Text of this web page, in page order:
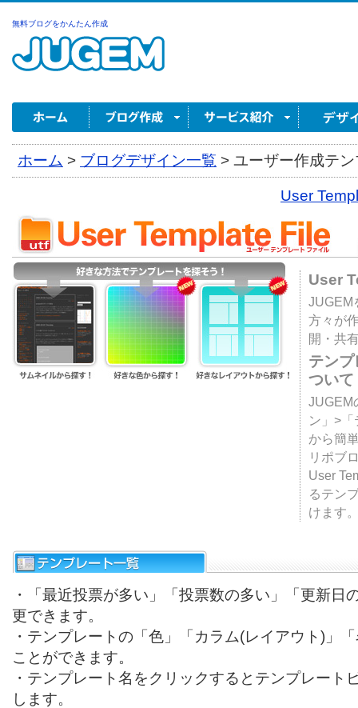
無料ブログをかんたん作成
ホーム > ブログデザイン一覧 > ユーザー作成テ
User
User
JUGEM
方々が
開・共
テン
ついて
JUGEM
ン」>
から簡
リポブ
User
るテン
けます
・「最近投票が多い」「投票数の多い」「更新日
更できます。
・テンプレートの「色」「カラム(レイアウト)」
ことができます。
・テンプレート名をクリックするとテンプレート
します。